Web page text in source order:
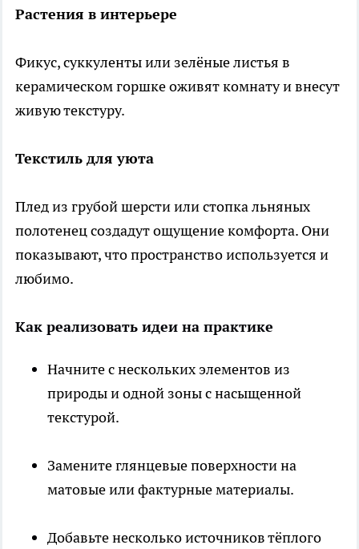
Растения в интерьере
Фикус, суккуленты или зелёные листья в
керамическом горшке оживят комнату и внесут
живую текстуру.
Текстиль для уюта
Плед из грубой шерсти или стопка льняных
полотенец создадут ощущение комфорта. Они
показывают, что пространство используется и
любимо.
Как реализовать идеи на практике
Начните с нескольких элементов из
природы и одной зоны с насыщенной
текстурой.
Замените глянцевые поверхности на
матовые или фактурные материалы.
Добавьте несколько источников тёплого